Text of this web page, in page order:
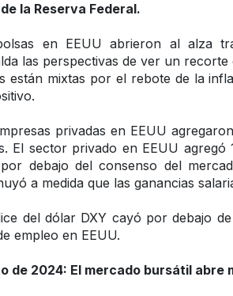
la Reserva Federal.
en EEUU abrieron al alza
las perspectivas de ver un
están mixtas por el rebote de la
privadas en EEUU
El sector privado en EEUU
debajo del consenso del
a medida que las ganancias
del dólar DXY cayó por debajo
empleo en EEUU.
de 2024: El mercado bursátil abre